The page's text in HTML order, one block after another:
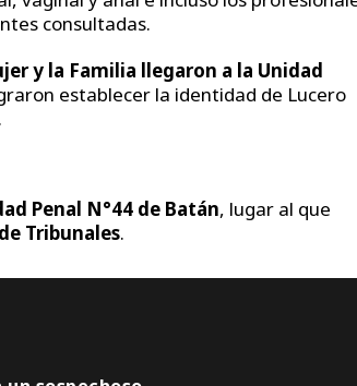
consultadas.
y la Familia llegaron a la Unidad
establecer la identidad de Lucero
.
Penal N°44 de Batán, lugar al que
Tribunales.